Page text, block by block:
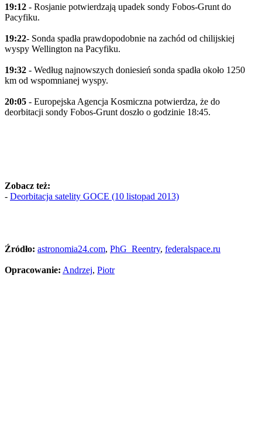
19:12 - Rosjanie potwierdzają upadek sondy Fobos-Grunt do
Pacyfiku.
19:22- Sonda spadła prawdopodobnie na zachód od chilijskiej
wyspy Wellington na Pacyfiku.
19:32 - Według najnowszych doniesień sonda spadła około 1250
km od wspomnianej wyspy.
20:05 - Europejska Agencja Kosmiczna potwierdza, że do
deorbitacji sondy Fobos-Grunt doszło o godzinie 18:45.
Zobacz też:
- Deorbitacja satelity GOCE (10 listopad 2013)
Źródło: astronomia24.com, PhG_Reentry, federalspace.ru
Opracowanie: Andrzej, Piotr